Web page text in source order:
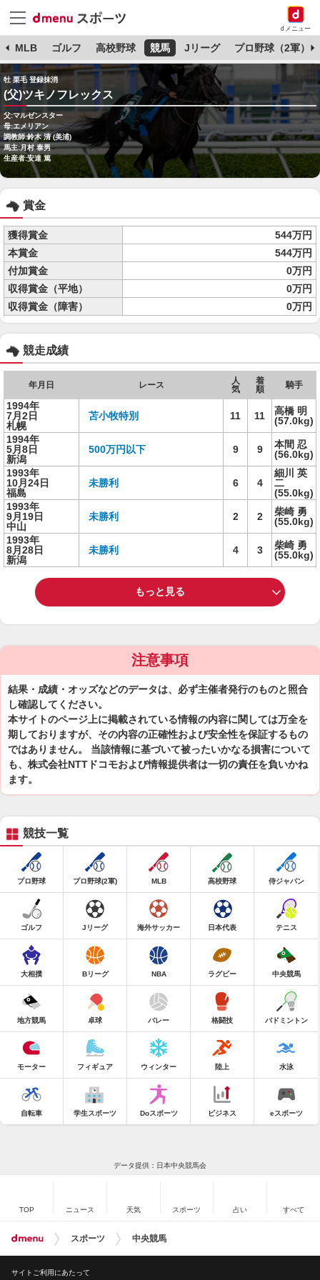
dメニュー
MLB ゴルフ 高校野球 競馬 Jリーグ プロ野球（2軍）
牡 栗毛 登録抹消
(父)ツキノフレックス
父:マルゼンスター
母:エメリアン
調教師:鈴木 清 (美浦)
馬主:月村 泰男
生産者:安達 篤
賞金
獲得賞金
544万円
本賞金
544万円
付加賞金
0万円
収得賞金（平地）
0万円
収得賞金（障害）
0万円
競走成績
年月日 レース
人
気
着
順
騎手
1994年
7月2日
札幌
苫小牧特別 11 11
高橋 明
(57.0kg)
1994年
5月8日
新潟
500万円以下 9 9
本間 忍
(56.0kg)
1993年
10月24日
福島
未勝利 6 4
細川 英
二
(55.0kg)
1993年
9月19日
中山
未勝利 2 2
柴崎 勇
(55.0kg)
1993年
8月28日
新潟
未勝利 4 3
柴崎 勇
(55.0kg)
もっと見る
注意事項
結果・成績・オッズなどのデータは、必ず主催者発行のものと照合
し確認してください。
本サイトのページ上に掲載されている情報の内容に関しては万全を
期しておりますが、その内容の正確性および安全性を保証するもの
ではありません。 当該情報に基づいて被ったいかなる損害について
も、株式会社NTTドコモおよび情報提供者は一切の責任を負いかね
ます。
競技一覧
プロ野球 プロ野球(2軍) MLB 高校野球 侍ジャパン
ゴルフ Jリーグ 海外サッカー 日本代表 テニス
大相撲 Bリーグ NBA ラグビー 中央競馬
地方競馬 卓球 バレー 格闘技 バドミントン
モーター フィギュア ウィンター 陸上 水泳
自転車 学生スポーツ Doスポーツ ビジネス eスポーツ
データ提供：日本中央競馬会
TOP ニュース 天気 スポーツ 占い すべて
スポーツ 中央競馬
サイトご利用にあたって